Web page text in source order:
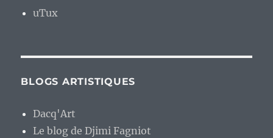
uTux
BLOGS ARTISTIQUES
Dacq'Art
Le blog de Djimi Fagniot